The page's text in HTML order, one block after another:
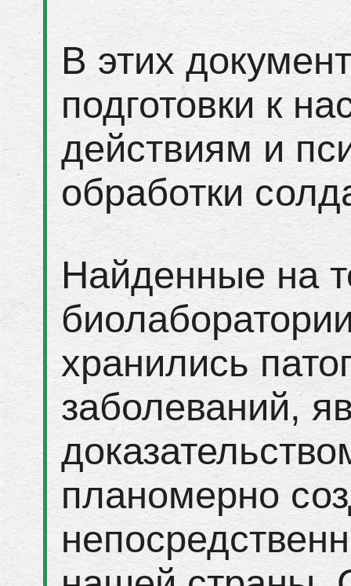
В этих
подготовки к
действиям и
обработки
Найденные на
хранились
заболеваний,
планомерно